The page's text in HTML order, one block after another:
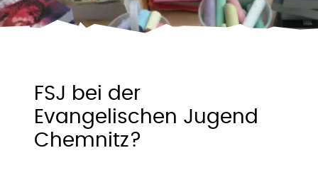
FSJ bei der
Evangelischen Jugend
Chemnitz?